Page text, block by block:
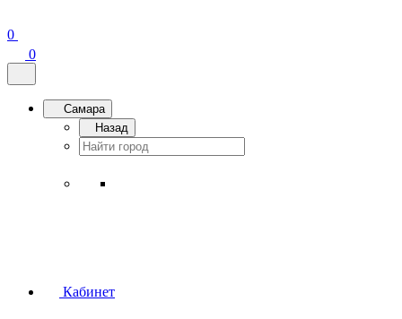
0
0
Самара
Назад
Кабинет